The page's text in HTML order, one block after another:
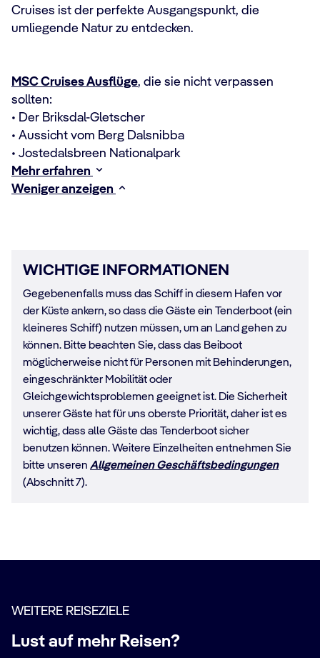
Cruises ist der perfekte Ausgangspunkt, die
umliegende Natur zu entdecken.
MSC Cruises Ausflüge, die sie nicht verpassen
sollten:
• Der Briksdal-Gletscher
• Aussicht vom Berg Dalsnibba
• Jostedalsbreen Nationalpark
Mehr erfahren
Weniger anzeigen
WICHTIGE INFORMATIONEN
Gegebenenfalls muss das Schiff in diesem Hafen vor
der Küste ankern, so dass die Gäste ein Tenderboot (ein
kleineres Schiff) nutzen müssen, um an Land gehen zu
können. Bitte beachten Sie, dass das Beiboot
möglicherweise nicht für Personen mit Behinderungen,
eingeschränkter Mobilität oder
Gleichgewichtsproblemen geeignet ist. Die Sicherheit
unserer Gäste hat für uns oberste Priorität, daher ist es
wichtig, dass alle Gäste das Tenderboot sicher
benutzen können. Weitere Einzelheiten entnehmen Sie
bitte unseren Allgemeinen Geschäftsbedingungen
(Abschnitt 7).
WEITERE REISEZIELE
Lust auf mehr Reisen?